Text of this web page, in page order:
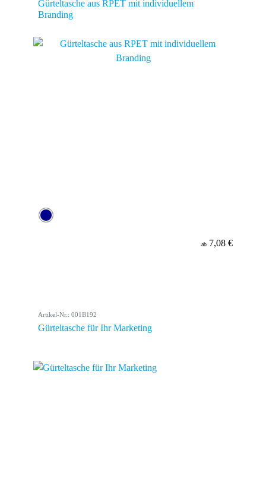
Gürteltasche aus RPET mit individuellem
Branding
ab 7,08 €
Artikel-Nr.: 001B192
Gürteltasche für Ihr Marketing